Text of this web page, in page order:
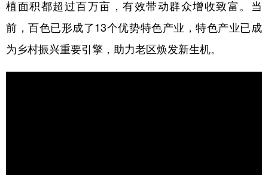
植面积都超过百万亩，有效带动群众增收致富。当
前，百色已形成了13个优势特色产业，特色产业已成
为乡村振兴重要引擎，助力老区焕发新生机。